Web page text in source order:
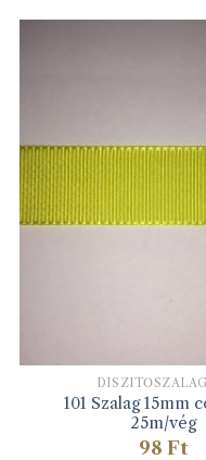
101 Szalag 15mm
25m/vég
98 Ft